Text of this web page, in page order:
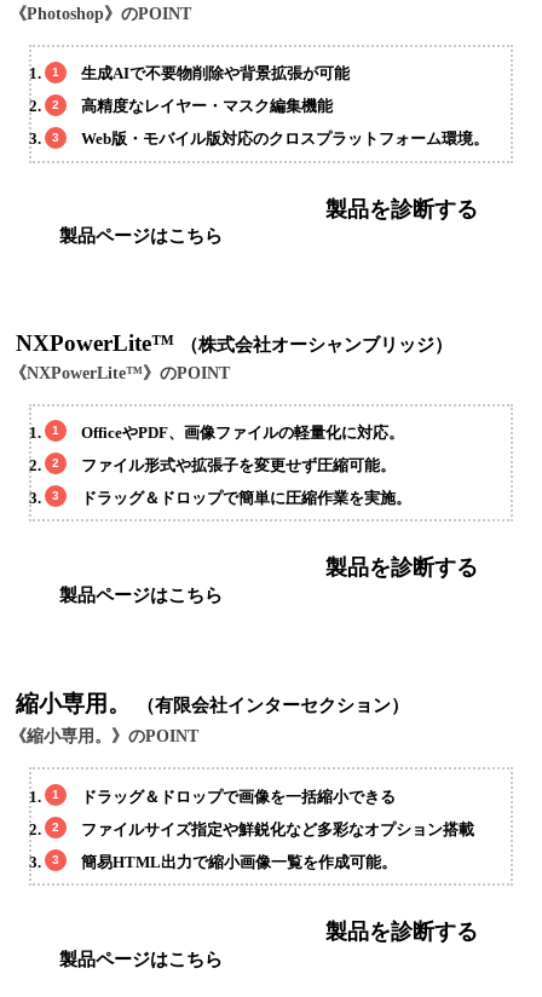
《Photoshop》のPOINT
生成AIで不要物削除や背景拡張が可能
高精度なレイヤー・マスク編集機能
Web版・モバイル版対応のクロスプラットフォーム環境。
製品ページはこちら
製品を診断する
NXPowerLite™ （株式会社オーシャンブリッジ）
《NXPowerLite™》のPOINT
OfficeやPDF、画像ファイルの軽量化に対応。
ファイル形式や拡張子を変更せず圧縮可能。
ドラッグ＆ドロップで簡単に圧縮作業を実施。
製品ページはこちら
製品を診断する
縮小専用。 （有限会社インターセクション）
《縮小専用。》のPOINT
ドラッグ＆ドロップで画像を一括縮小できる
ファイルサイズ指定や鮮鋭化など多彩なオプション搭載
簡易HTML出力で縮小画像一覧を作成可能。
製品ページはこちら
製品を診断する